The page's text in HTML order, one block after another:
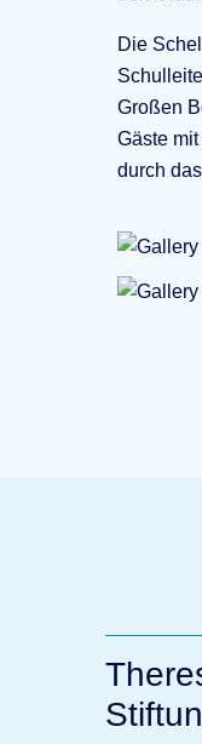
Die
Großen
Gäste
durch